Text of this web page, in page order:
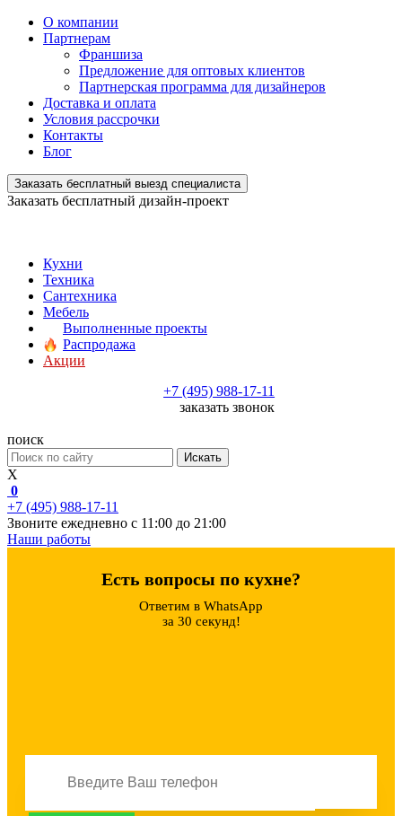
О компании
Партнерам
Франшиза
Предложение для оптовых клиентов
Партнерская программа для дизайнеров
Доставка и оплата
Условия рассрочки
Контакты
Блог
Заказать бесплатный выезд специалиста
Заказать бесплатный дизайн-проект
Кухни
Техника
Сантехника
Мебель
Выполненные проекты
Распродажа
Акции
+7 (495) 988-17-11
заказать звонок
поиск
Искать
X
0
+7 (495) 988-17-11
Звоните ежедневно с 11:00 до 21:00
Наши работы
Есть вопросы по кухне?
Ответим в WhatsApp
за 30 секунд!